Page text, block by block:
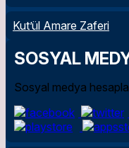
Kut’ül Amare Zaferi
SOSYAL
Sosyal medya